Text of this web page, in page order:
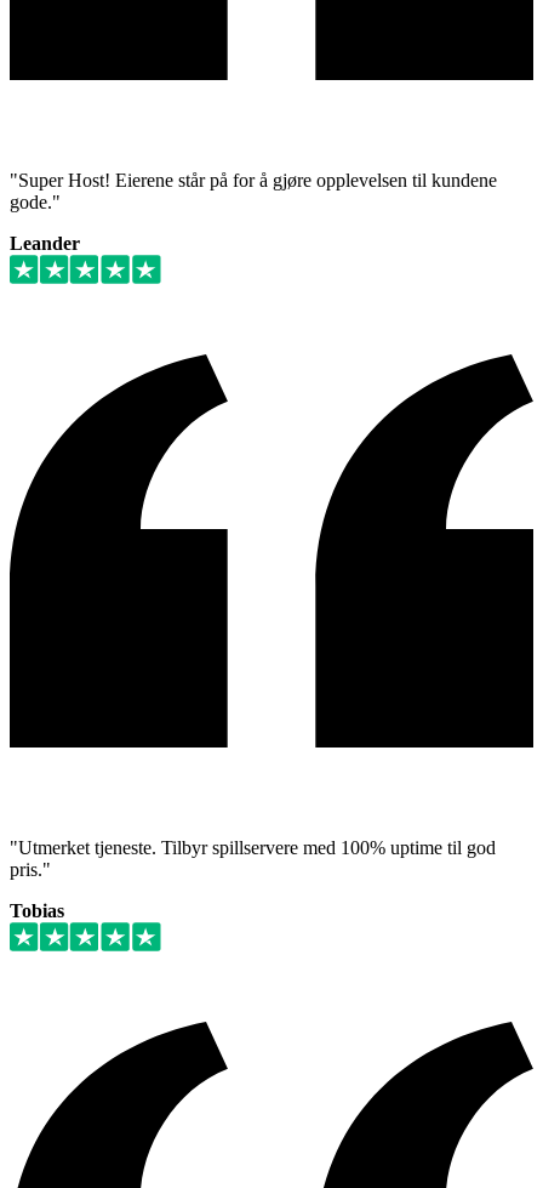
"Super Host! Eierene står på for å gjøre opplevelsen til kundene
gode."
Leander
"Utmerket tjeneste. Tilbyr spillservere med 100% uptime til god
pris."
Tobias